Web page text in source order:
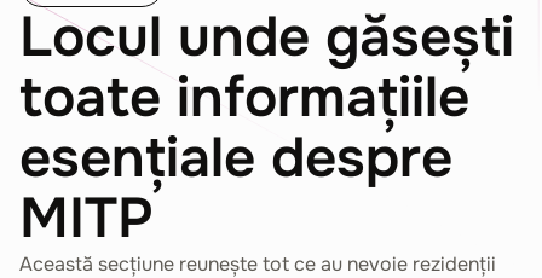
Locul unde găsești
toate informațiile
esențiale despre
MITP
Această secțiune reunește tot ce au nevoie rezidenții